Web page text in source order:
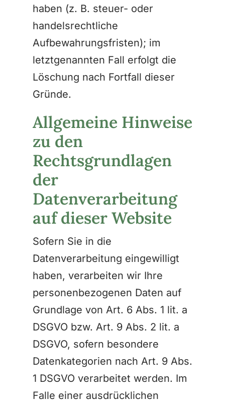
haben (z. B. steuer- oder
handelsrechtliche
Aufbewahrungsfristen); im
letztgenannten Fall erfolgt die
Löschung nach Fortfall dieser
Gründe.
Allgemeine Hinweise
zu den
Rechtsgrundlagen
der
Datenverarbeitung
auf dieser Website
Sofern Sie in die
Datenverarbeitung eingewilligt
haben, verarbeiten wir Ihre
personenbezogenen Daten auf
Grundlage von Art. 6 Abs. 1 lit. a
DSGVO bzw. Art. 9 Abs. 2 lit. a
DSGVO, sofern besondere
Datenkategorien nach Art. 9 Abs.
1 DSGVO verarbeitet werden. Im
Falle einer ausdrücklichen